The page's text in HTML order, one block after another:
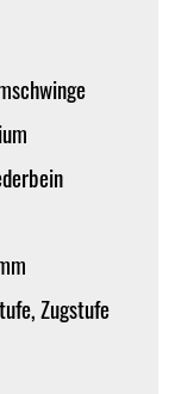
Zugstufe